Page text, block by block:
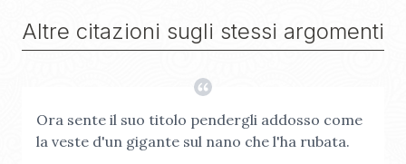
Altre citazioni sugli stessi argomenti
Ora sente il suo titolo pendergli addosso come
la veste d'un gigante sul nano che l'ha rubata.